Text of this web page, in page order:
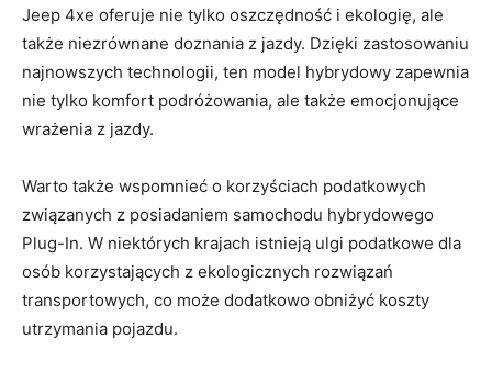
Jeep 4xe oferuje nie tylko oszczędność i ekologię,‌ ale
także niezrównane doznania z ⁤jazdy. Dzięki zastosowaniu
najnowszych ‌technologii, ten ​model hybrydowy zapewnia
nie tylko komfort podróżowania, ale także emocjonujące
wrażenia⁢ z jazdy.
Warto także wspomnieć ‍o korzyściach podatkowych
związanych z posiadaniem​ samochodu hybrydowego
Plug-In. W niektórych ​krajach istnieją ulgi podatkowe dla
osób korzystających z ekologicznych‌ rozwiązań
transportowych, co może‍ dodatkowo ​obniżyć koszty
utrzymania pojazdu.